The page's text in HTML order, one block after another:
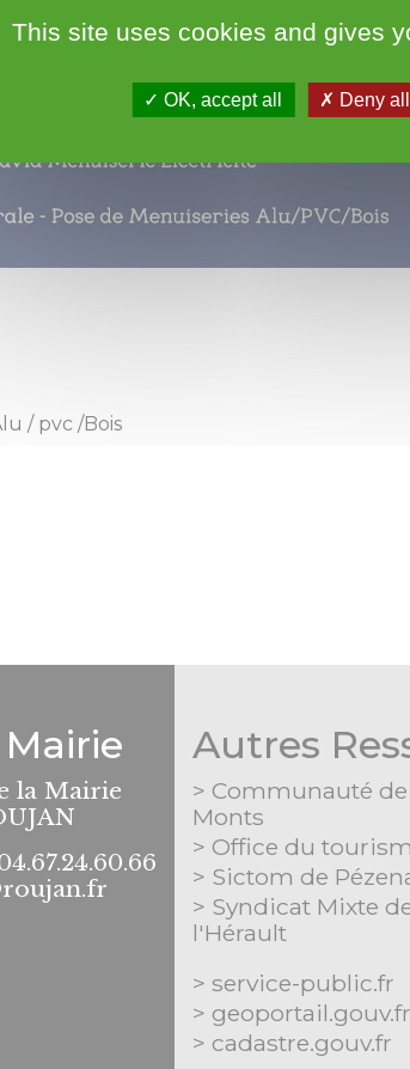
/ pvc /Bois
la Mairie
Autres
Communauté
Monts
Office du
Sictom de
Syndicat Mixte
l'Hérault
Séparateur
service-public.fr
geoportail.gouv.fr
cadastre.gouv.fr
This site uses cookies and gives
OK, accept all Deny